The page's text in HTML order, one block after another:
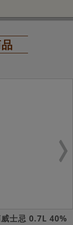
士忌 0.7L 40%